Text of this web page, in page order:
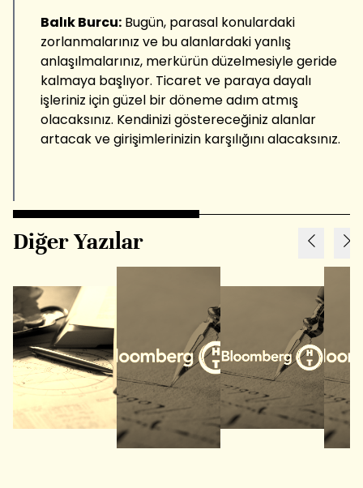
Balık Burcu: Bugün, parasal konulardaki
zorlanmalarınız ve bu alanlardaki yanlış
anlaşılmalarınız, merkürün düzelmesiyle geride
kalmaya başlıyor. Ticaret ve paraya dayalı
işleriniz için güzel bir döneme adım atmış
olacaksınız. Kendinizi göstereceğiniz alanlar
artacak ve girişimlerinizin karşılığını alacaksınız.
Diğer Yazılar